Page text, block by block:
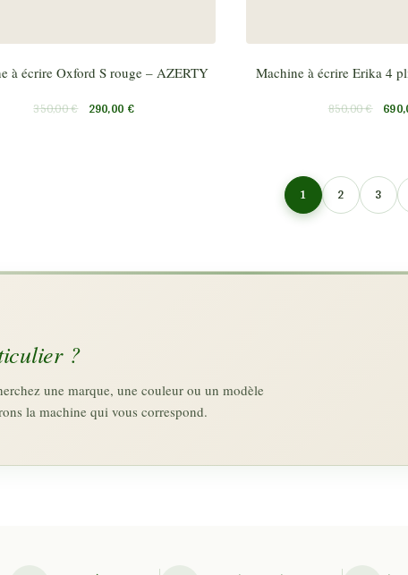
à écrire Oxford S rouge – AZERTY
350,00€ 290,00 €
Machine à écrire Erika 4
850,00€
1 2 3
?
une marque, une couleur ou un modèle
la machine qui vous correspond.